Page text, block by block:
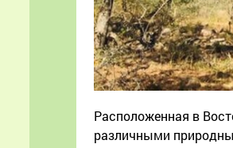
Расположенная в
различными